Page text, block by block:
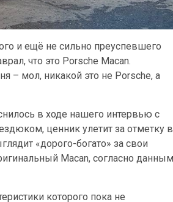
и ещё не сильно преуспевшего
что это Porsche Macan.
– мол, никакой это не Porsche, а
в ходе нашего интервью с
ценник улетит за отметку в
«дорого-богато» за свои
Macan, согласно данным
которого пока не